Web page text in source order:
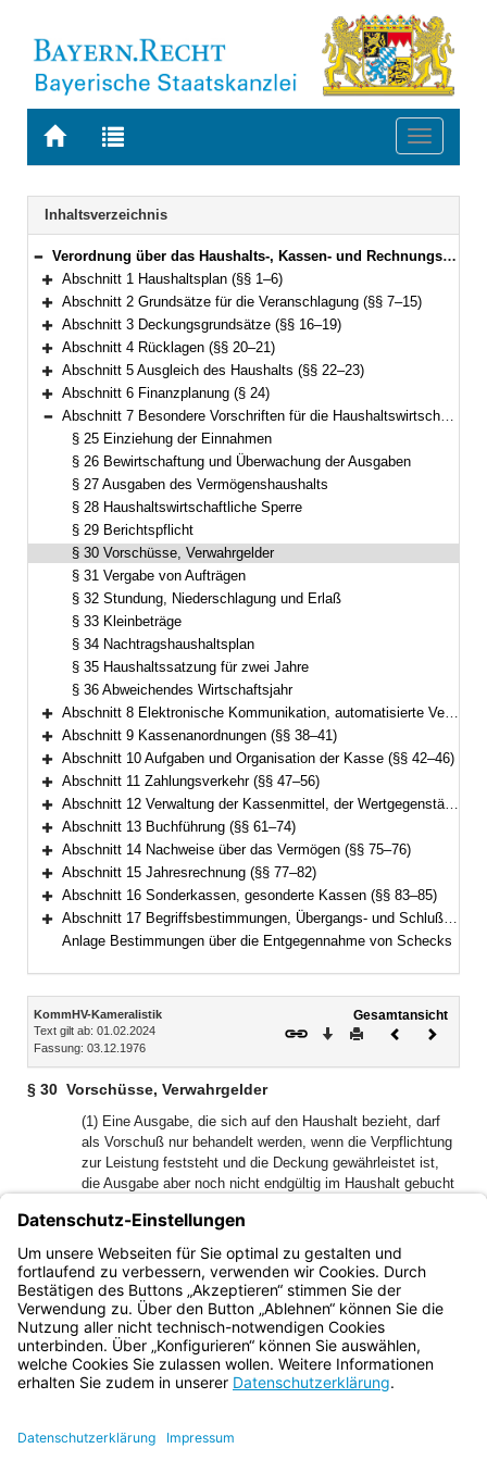
Zur
BAYERN.RECHT
Zur
letzten
Suche
Toggle
Navigation
Inhaltsverzeichnis
Bereich reduzieren
Verordnung über das Haushalts-, Kassen- und Rechnungswesen der Gemeinden, der Landkreise und der Bezirke nach den Grundsätzen der Kameralistik (Kommunalhaushaltsverordnung – Kameralistik – KommHV-Kameralistik) Vom 3. Dezember 1976 (BayRS Nr. II S. 443) BayRS 2023-1-I (§§ 1–89)
Bereich erweitern
Abschnitt 1 Haushaltsplan (§§ 1–6)
Bereich erweitern
Abschnitt 2 Grundsätze für die Veranschlagung (§§ 7–15)
Bereich erweitern
Abschnitt 3 Deckungsgrundsätze (§§ 16–19)
Bereich erweitern
Abschnitt 4 Rücklagen (§§ 20–21)
Bereich erweitern
Abschnitt 5 Ausgleich des Haushalts (§§ 22–23)
Bereich erweitern
Abschnitt 6 Finanzplanung (§ 24)
Bereich reduzieren
Abschnitt 7 Besondere Vorschriften für die Haushaltswirtschaft (§§ 25–36)
§ 25 Einziehung der Einnahmen
§ 26 Bewirtschaftung und Überwachung der Ausgaben
§ 27 Ausgaben des Vermögenshaushalts
§ 28 Haushaltswirtschaftliche Sperre
§ 29 Berichtspflicht
§ 30 Vorschüsse, Verwahrgelder
§ 31 Vergabe von Aufträgen
§ 32 Stundung, Niederschlagung und Erlaß
§ 33 Kleinbeträge
§ 34 Nachtragshaushaltsplan
§ 35 Haushaltssatzung für zwei Jahre
§ 36 Abweichendes Wirtschaftsjahr
Bereich erweitern
Abschnitt 8 Elektronische Kommunikation, automatisierte Verfahren (§ 37)
Bereich erweitern
Abschnitt 9 Kassenanordnungen (§§ 38–41)
Bereich erweitern
Abschnitt 10 Aufgaben und Organisation der Kasse (§§ 42–46)
Bereich erweitern
Abschnitt 11 Zahlungsverkehr (§§ 47–56)
Bereich erweitern
Abschnitt 12 Verwaltung der Kassenmittel, der Wertgegenstände und anderer Gegenstände (§§ 57–60)
Bereich erweitern
Abschnitt 13 Buchführung (§§ 61–74)
Bereich erweitern
Abschnitt 14 Nachweise über das Vermögen (§§ 75–76)
Bereich erweitern
Abschnitt 15 Jahresrechnung (§§ 77–82)
Bereich erweitern
Abschnitt 16 Sonderkassen, gesonderte Kassen (§§ 83–85)
Bereich erweitern
Abschnitt 17 Begriffsbestimmungen, Übergangs- und Schlußvorschriften (§§ 86–89)
Anlage Bestimmungen über die Entgegennahme von Schecks
Inhalt
KommHV-Kameralistik
Text gilt ab: 01.02.2024
Fassung: 03.12.1976
Gesamtansicht
Download
DruckenVorheriges
§ 30 Vorschüsse, Verwahrgelder
(1) Eine Ausgabe, die sich auf den Haushalt bezieht, darf
als Vorschuß nur behandelt werden, wenn die Verpflichtung
zur Leistung feststeht und die Deckung gewährleistet ist,
die Ausgabe aber noch nicht endgültig im Haushalt gebucht
(2) Eine Einnahme, die sich auf den Haushalt bezieht, darf
als Verwahrgeld nur behandelt werden, solange sie noch
nicht endgültig im Haushalt gebucht werden kann.
Bayern.de
BayernPortal
Impressum